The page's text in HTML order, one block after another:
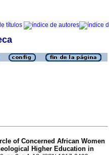
of Concerned African Women
Higher Education in